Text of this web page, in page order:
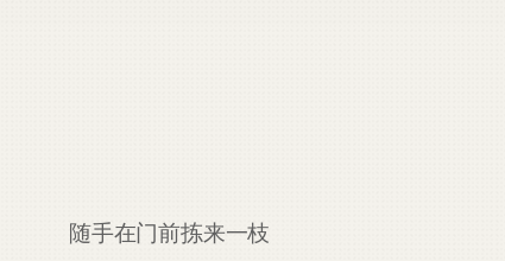
随手在门前拣来一枝